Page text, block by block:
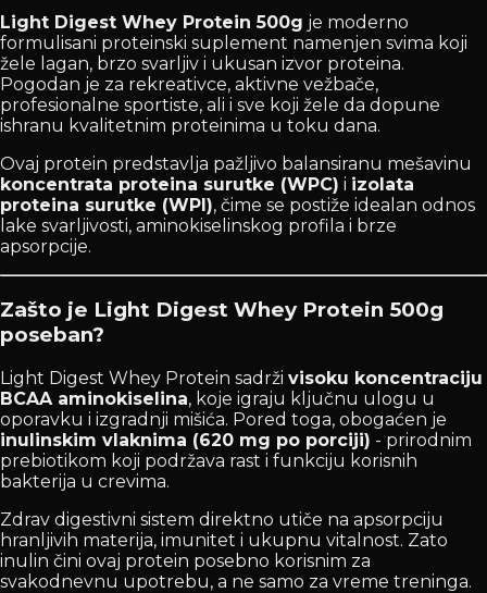
Light Digest Whey Protein 500g je moderno
formulisani proteinski suplement namenjen svima koji
žele lagan, brzo svarljiv i ukusan izvor proteina.
Pogodan je za rekreativce, aktivne vežbače,
profesionalne sportiste, ali i sve koji žele da dopune
ishranu kvalitetnim proteinima u toku dana.
Ovaj protein predstavlja pažljivo balansiranu mešavinu
koncentrata proteina surutke (WPC) i izolata
proteina surutke (WPI), čime se postiže idealan odnos
lake svarljivosti, aminokiselinskog profila i brze
apsorpcije.
Zašto je Light Digest Whey Protein 500g
poseban?
Light Digest Whey Protein sadrži visoku koncentraciju
BCAA aminokiselina, koje igraju ključnu ulogu u
oporavku i izgradnji mišića. Pored toga, obogaćen je
inulinskim vlaknima (620 mg po porciji) - prirodnim
prebiotikom koji podržava rast i funkciju korisnih
bakterija u crevima.
Zdrav digestivni sistem direktno utiče na apsorpciju
hranljivih materija, imunitet i ukupnu vitalnost. Zato
inulin čini ovaj protein posebno korisnim za
svakodnevnu upotrebu, a ne samo za vreme treninga.